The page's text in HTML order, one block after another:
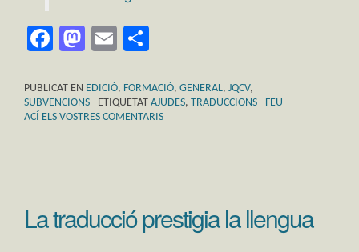
Facebook
Mastodon
Email
PUBLICAT EN EDICIÓ, FORMACIÓ, GENERAL, JQCV,
SUBVENCIONS
ETIQUETAT AJUDES, TRADUCCIONS
FEU
ACÍ ELS VOSTRES COMENTARIS
La traducció prestigia la llengua